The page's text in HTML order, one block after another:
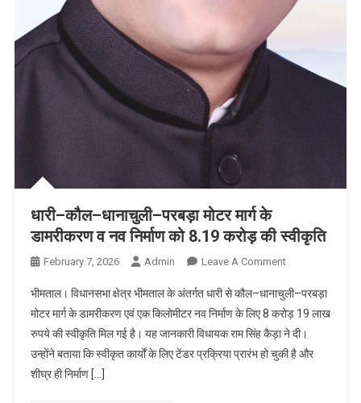
धारी–कौल–धानाचुली–परबड़ा मोटर मार्ग के
डामरीकरण व नव निर्माण को 8.19 करोड़ की स्वीकृति
February 7, 2026 Admin Leave A CommentOn
कौल–
धानाचुली–
परबड़ा
मोटर
भीमताल। विधानसभा क्षेत्र भीमताल के अंतर्गत धारी से कौल–धानाचुली–परबड़ा
मोटर मार्ग के डामरीकरण एवं एक किलोमीटर नव निर्माण के लिए 8 करोड़ 19 लाख
रुपये की स्वीकृति मिल गई है। यह जानकारी विधायक राम सिंह कैड़ा ने दी।
उन्होंने बताया कि स्वीकृत कार्यों के लिए टेंडर प्रक्रिया प्रारंभ हो चुकी है और
शीघ्र ही निर्माण […]